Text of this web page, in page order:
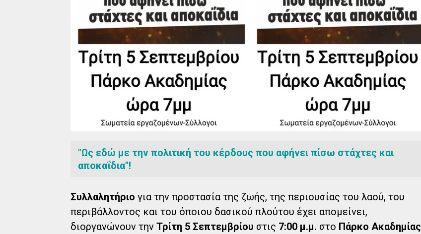
"Ως εδώ με την πολιτική του κέρδους που αφήνει πίσω στάχτες και
αποκαΐδια"!
Συλλαλητήριο για την προστασία της ζωής, της περιουσίας του λαού, του
περιβάλλοντος και του όποιου δασικού πλούτου έχει απομείνει,
διοργανώνουν την Τρίτη 5 Σεπτεμβρίου στις 7:00 μ.μ. στο Πάρκο Ακαδημίας